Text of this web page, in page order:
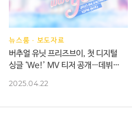
뉴스룸 · 보도자료
2025.04.22
버추얼 유닛 프리즈브이, 첫 디지털
싱글 ‘We!’ MV 티저 공개…데뷔